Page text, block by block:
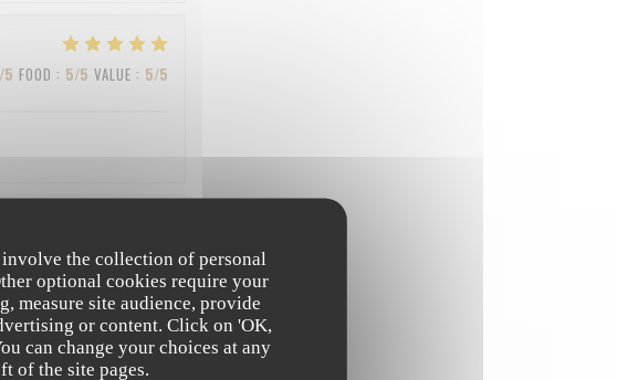
the collection of personal
optional cookies require your
measure site audience, provide
or content. Click on 'OK,
can change your choices at any
of the site pages.
/5 FOOD : 5/5 VALUE : 5/5
/5 FOOD: 4/5 VALUE: 3/5
/5 FOOD : 5/5 VALUE: 4 /5